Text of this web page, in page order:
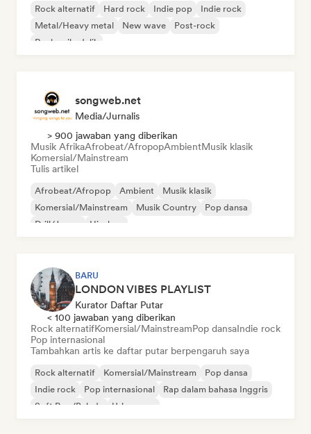
Rock alternatif Hard rock Indie pop
Indie rock
Metal/Heavy metal
New wave
Post-rock
Rock psikedelik
songweb.net
Media/Jurnalis
> 900 jawaban yang diberikan
Musik AfrikaAfrobeat/AfropopAmbientMusik klasik
Komersial/Mainstream
Tulis artikel
Afrobeat/Afropop Ambient
Musik klasik
Komersial/Mainstream
Musik Country
Pop dansa
Drill/Jersey
Hip-hop
BARU
LONDON VIBES PLAYLIST
Kurator Daftar Putar
< 100 jawaban yang diberikan
Rock alternatifKomersial/MainstreamPop dansaIndie rock
Pop internasional
Tambahkan artis ke daftar putar berpengaruh saya
Rock alternatif Komersial/Mainstream
Pop dansa
Indie rock
Pop internasional
Rap dalam bahasa Inggris
Soft Pop/Balada
Urban pop